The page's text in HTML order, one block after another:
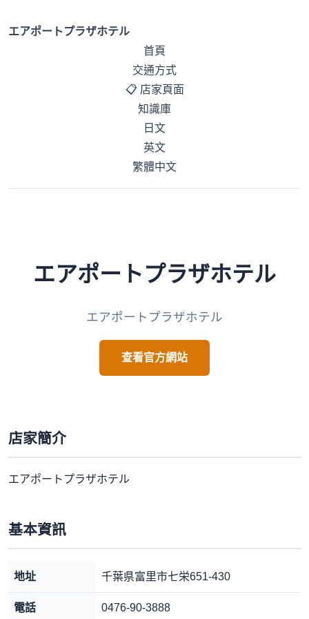
エアポートプラザホテル
首頁
交通方式
📋 店家頁面
知識庫
日文
英文
繁體中文
エアポートプラザホテル
エアポートプラザホテル
查看官方網站
店家簡介
エアポートプラザホテル
基本資訊
地址 千葉県富里市七栄651-430
電話 0476-90-3888